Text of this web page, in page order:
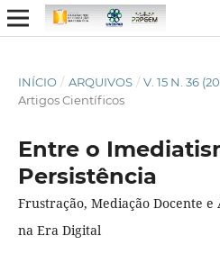
INÍCIO / ARQUIVOS / V. 15 N. 36
Artigos Científicos
Entre o
Persistência
Frustração, Mediação Docente
na Era Digital